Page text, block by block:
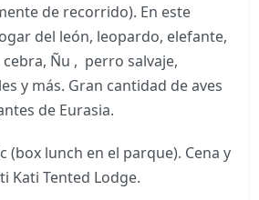
de recorrido). En este
del león, leopardo, elefante,
Ñu , perro salvaje,
y más. Gran cantidad de aves
de Eurasia.
(box lunch en el parque). Cena y
Kati Tented Lodge.